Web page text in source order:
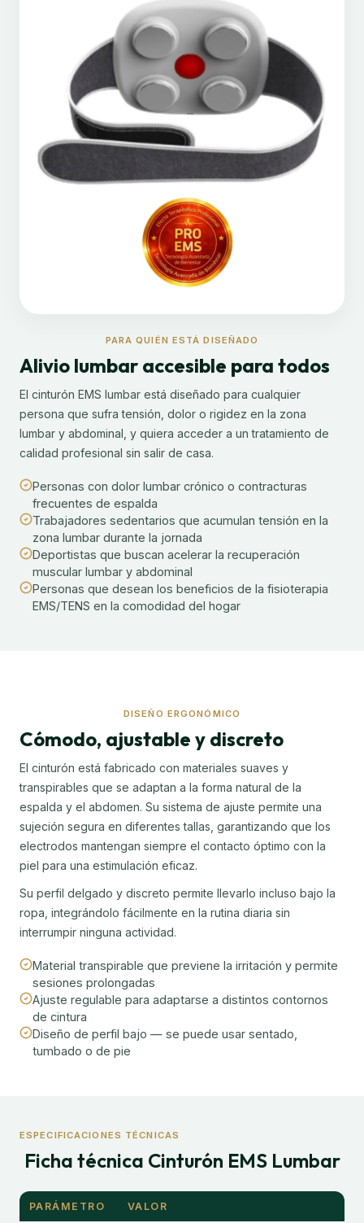
PARA QUIÉN ESTÁ DISEÑADO
Alivio lumbar accesible para todos
El cinturón EMS lumbar está diseñado para cualquier
persona que sufra tensión, dolor o rigidez en la zona
lumbar y abdominal, y quiera acceder a un tratamiento de
calidad profesional sin salir de casa.
Personas con dolor lumbar crónico o contracturas
frecuentes de espalda
Trabajadores sedentarios que acumulan tensión en la
zona lumbar durante la jornada
Deportistas que buscan acelerar la recuperación
muscular lumbar y abdominal
Personas que desean los beneficios de la fisioterapia
EMS/TENS en la comodidad del hogar
DISEÑO ERGONÓMICO
Cómodo, ajustable y discreto
El cinturón está fabricado con materiales suaves y
transpirables que se adaptan a la forma natural de la
espalda y el abdomen. Su sistema de ajuste permite una
sujeción segura en diferentes tallas, garantizando que los
electrodos mantengan siempre el contacto óptimo con la
piel para una estimulación eficaz.
Su perfil delgado y discreto permite llevarlo incluso bajo la
ropa, integrándolo fácilmente en la rutina diaria sin
interrumpir ninguna actividad.
Material transpirable que previene la irritación y permite
sesiones prolongadas
Ajuste regulable para adaptarse a distintos contornos
de cintura
Diseño de perfil bajo — se puede usar sentado,
tumbado o de pie
ESPECIFICACIONES TÉCNICAS
Ficha técnica Cinturón EMS Lumbar
PARÁMETRO VALOR